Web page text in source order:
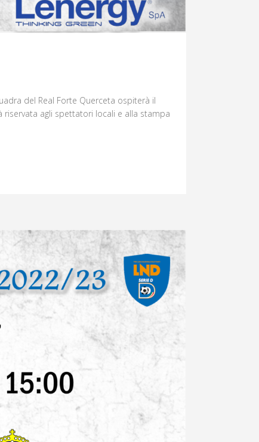
del Real Forte Querceta ospiterà il
riservata agli spettatori locali e alla stampa